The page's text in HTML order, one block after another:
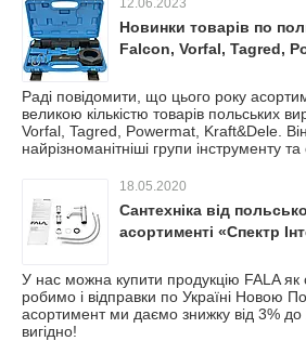
Новинки товарів по
Falcon, Vorfal, Tagred,
Раді повідомити, що цього року
великою кількістю товарів польських
Vorfal, Tagred, Powermat, Kraft&Dele.
найрізноманітніші групи інструменту
18.05.2020
Сантехніка від
асортименті «Спектр
У нас можна купити продукцію FALA
робимо і відправки по Україні Новою
асортимент ми даємо знижку від 3%
вигідно!